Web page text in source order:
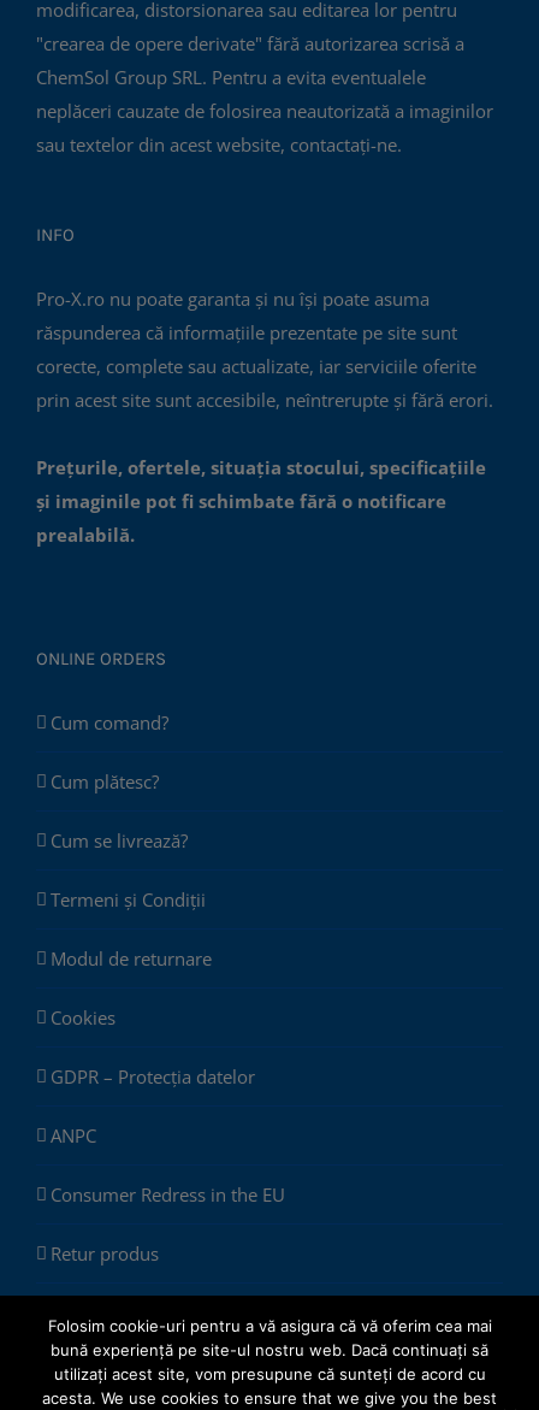
modificarea, distorsionarea sau editarea lor pentru
"crearea de opere derivate" fără autorizarea scrisă a
ChemSol Group SRL. Pentru a evita eventualele
neplăceri cauzate de folosirea neautorizată a imaginilor
sau textelor din acest website, contactați-ne.
INFO
Pro-X.ro nu poate garanta și nu își poate asuma
răspunderea că informațiile prezentate pe site sunt
corecte, complete sau actualizate, iar serviciile oferite
prin acest site sunt accesibile, neîntrerupte și fără erori.
Prețurile, ofertele, situația stocului, specificațiile
și imaginile pot fi schimbate fără o notificare
prealabilă.
ONLINE ORDERS
Cum comand?
Cum plătesc?
Cum se livrează?
Termeni și Condiții
Modul de returnare
Cookies
GDPR – Protecția datelor
ANPC
Consumer Redress in the EU
Retur produs
Folosim cookie-uri pentru a vă asigura că vă oferim cea mai
bună experiență pe site-ul nostru web. Dacă continuați să
utilizați acest site, vom presupune că sunteți de acord cu
acesta. We use cookies to ensure that we give you the best